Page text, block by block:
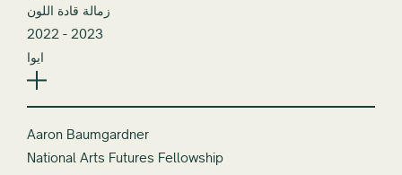
زمالة قادة اللون
2022 - 2023
ايوا
Aaron Baumgardner
National Arts Futures Fellowship